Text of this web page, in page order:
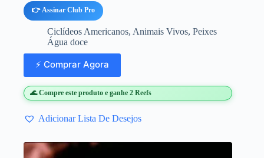
👉 Assinar Club Pro
Ciclídeos Americanos, Animais Vivos, Peixes
Água doce
⚡ Comprar Agora
🌊 Compre este produto e ganhe 2 Reefs
Adicionar Lista De Desejos